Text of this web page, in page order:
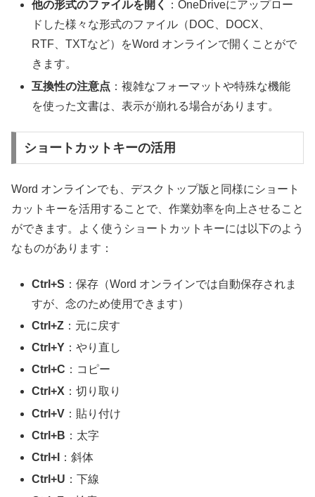
他の形式のファイルを開く
：OneDriveにアップロー
ドした様々な形式のファイル（DOC、DOCX、
RTF、TXTなど）をWord オンラインで開くことがで
きます。
互換性の注意点 ：複雑なフォーマットや特殊な機能
を使った文書は、表示が崩れる場合があります。
ショートカットキーの活用
Word オンラインでも、デスクトップ版と同様にショート
カットキーを活用することで、作業効率を向上させること
ができます。よく使うショートカットキーには以下のよう
なものがあります：
Ctrl+S ：保存（Word オンラインでは自動保存されま
すが、念のため使用できます）
Ctrl+Z ：元に戻す
Ctrl+Y ：やり直し
Ctrl+C ：コピー
Ctrl+X ：切り取り
Ctrl+V ：貼り付け
Ctrl+B ：太字
Ctrl+I
：斜体
Ctrl+U ：下線